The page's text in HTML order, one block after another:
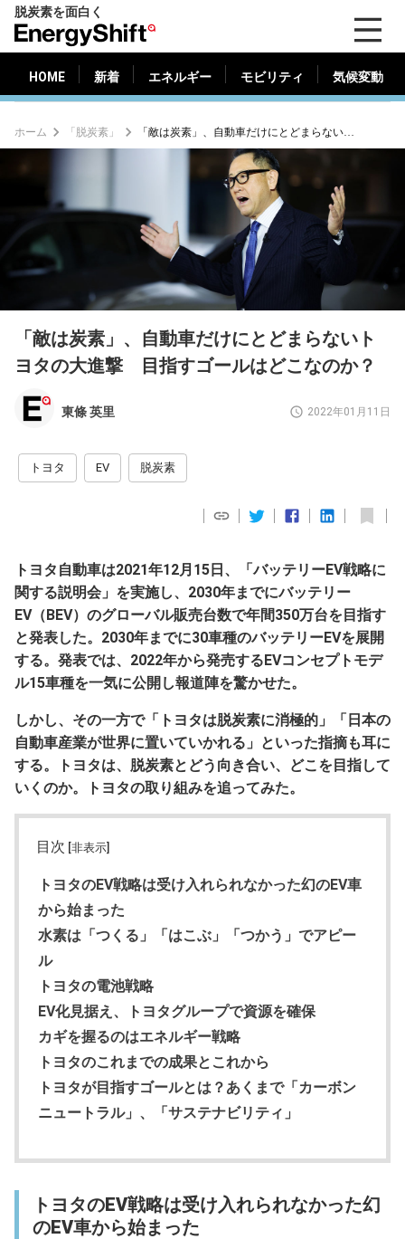
脱炭素を面白く
ナ
ジ
ー
フ
HOME 新着 エネルギー モビリティ 気候変動
新着 エネルギー 気候変動
ホーム 「脱炭素」 「敵は炭素」、自動車だけにとどまらないトヨタの大進撃 目指すゴールはどこなのか？
「敵は炭素」、自動車だけにとどまらないト
ヨタの大進撃 目指すゴールはどこなのか？
東條 英里 2022年01月11日
トヨタ EV 脱炭素
トヨタ自動車は2021年12月15日、「バッテリーEV戦略に
関する説明会」を実施し、2030年までにバッテリー
EV（BEV）のグローバル販売台数で年間350万台を目指す
と発表した。2030年までに30車種のバッテリーEVを展開
する。発表では、2022年から発売するEVコンセプトモデ
ル15車種を一気に公開し報道陣を驚かせた。
しかし、その一方で「トヨタは脱炭素に消極的」「日本の
自動車産業が世界に置いていかれる」といった指摘も耳に
する。トヨタは、脱炭素とどう向き合い、どこを目指して
いくのか。トヨタの取り組みを追ってみた。
目次 [非表示]
トヨタのEV戦略は受け入れられなかった幻のEV車
から始まった
水素は「つくる」「はこぶ」「つかう」でアピー
ル
トヨタの電池戦略
EV化見据え、トヨタグループで資源を確保
カギを握るのはエネルギー戦略
トヨタのこれまでの成果とこれから
トヨタが目指すゴールとは？あくまで「カーボン
ニュートラル」、「サステナビリティ」
トヨタのEV戦略は受け入れられなかった幻
のEV車から始まった